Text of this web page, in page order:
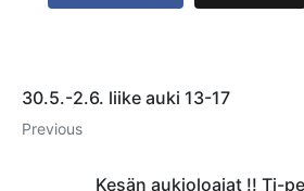
30.5.-2.6. liike auki 13-17
Previous
Kesän aukioloajat !! Ti-